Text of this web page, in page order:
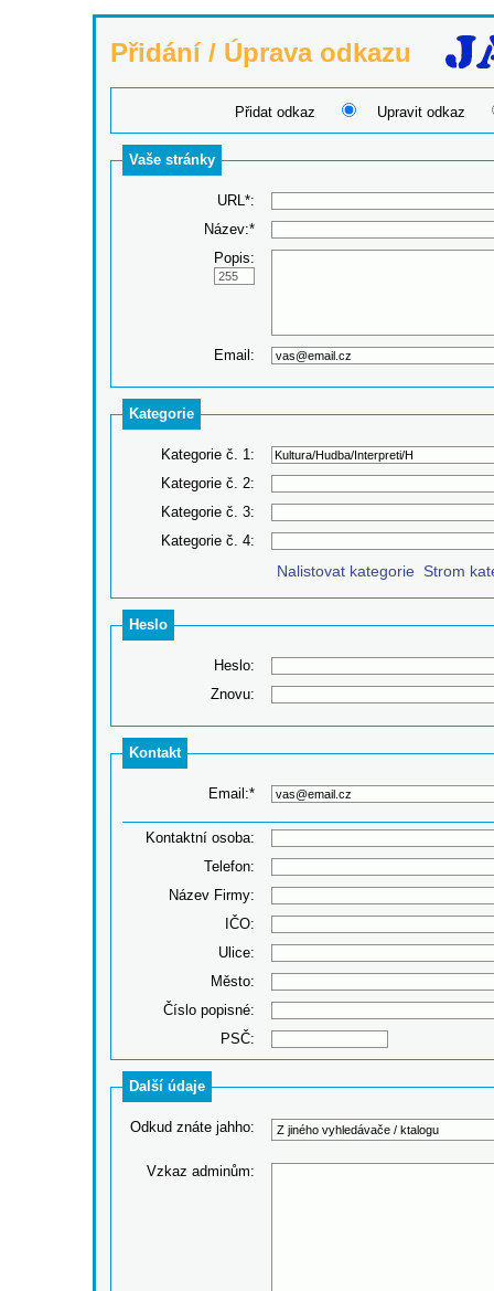
Přidání / Úprava odkazu
Přidat odkaz Upravit odkaz
Vaše stránky
URL*:
Název:*
Popis:
Email:
Kategorie
Kategorie č. 1:
Kategorie č. 2:
Kategorie č. 3:
Kategorie č. 4:
Nalistovat kategorie Strom
Heslo
Heslo:
Znovu:
Kontakt
Email:*
Kontaktní osoba:
Telefon:
Název Firmy:
IČO:
Ulice:
Město:
Číslo popisné:
PSČ:
Další údaje
Odkud znáte jahho:
Vzkaz adminům: